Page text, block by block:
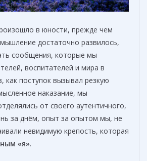
в юности, прежде чем
достаточно развилось,
сообщения, которые мы
воспитателей и мира в
как поступок вызывал резкую
наказание, мы
от своего аутентичного,
за днём, опыт за опытом мы, не
невидимую крепость, которая
«я».